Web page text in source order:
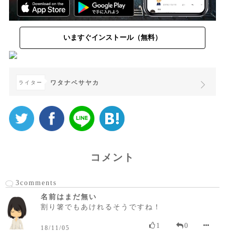
いますぐインストール（無料）
ライター ワタナベサヤカ
コメント
3comments
名前はまだ無い
割り箸でもあけれるそうですね！
18/11/05 1 0